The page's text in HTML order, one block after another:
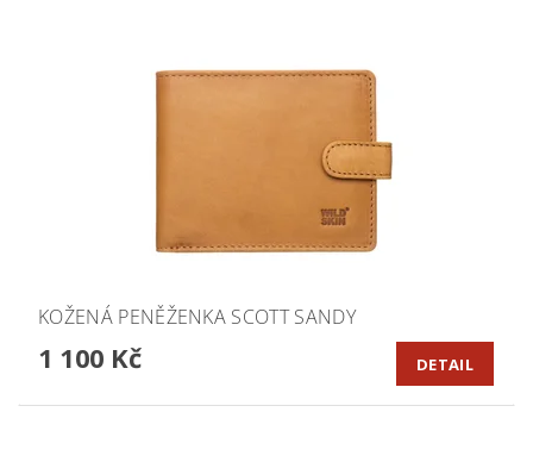
KOŽENÁ PENĚŽENKA SCOTT SANDY
1 100 Kč DETAIL